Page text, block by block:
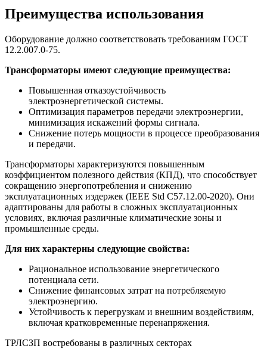
Преимущества использования
Оборудование должно соответствовать требованиям ГОСТ
12.2.007.0-75.
Трансформаторы имеют следующие преимущества:
Повышенная отказоустойчивость
электроэнергетической системы.
Оптимизация параметров передачи электроэнергии,
минимизация искажений формы сигнала.
Снижение потерь мощности в процессе преобразования
и передачи.
Трансформаторы характеризуются повышенным
коэффициентом полезного действия (КПД), что способствует
сокращению энергопотребления и снижению
эксплуатационных издержек (IEEE Std C57.12.00-2020). Они
адаптированы для работы в сложных эксплуатационных
условиях, включая различные климатические зоны и
промышленные среды.
Для них характерны следующие свойства:
Рациональное использование энергетического
потенциала сети.
Снижение финансовых затрат на потребляемую
электроэнергию.
Устойчивость к перегрузкам и внешним воздействиям,
включая кратковременные перенапряжения.
ТРЛСЗП востребованы в различных секторах